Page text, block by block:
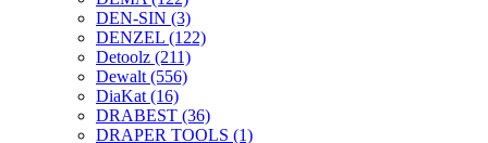
DEN-SIN (3)
DENZEL (122)
Detoolz (211)
Dewalt (556)
DiaKat (16)
DRABEST (36)
DRAPER TOOLS (1)